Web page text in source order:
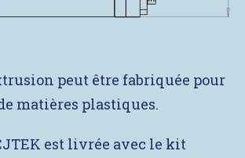
peut être fabriquée pour
matières plastiques.
est livrée avec le kit